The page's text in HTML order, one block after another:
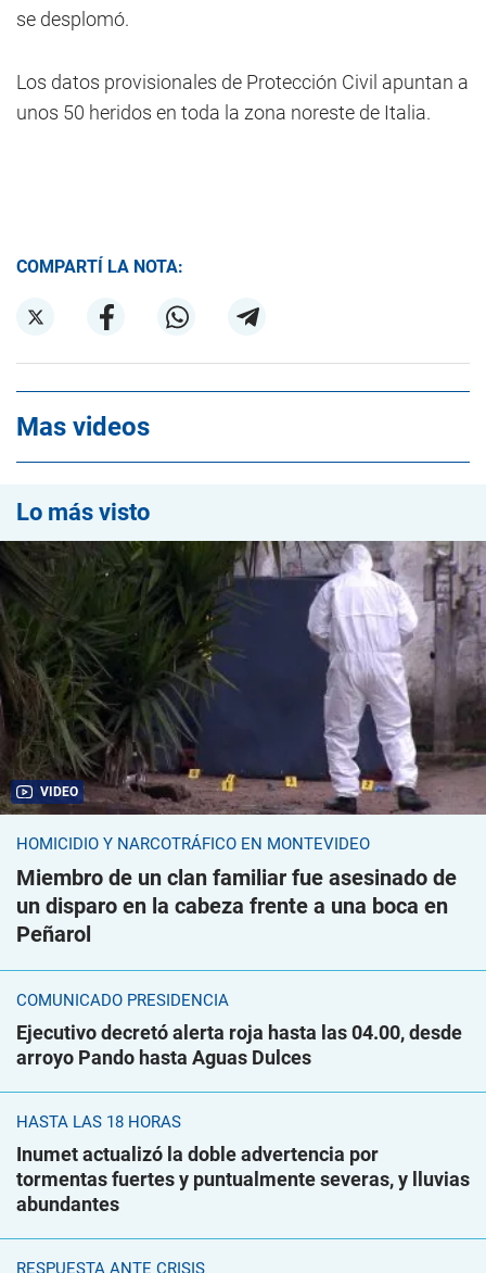
se desplomó.
Los datos provisionales de Protección Civil apuntan a
unos 50 heridos en toda la zona noreste de Italia.
COMPARTÍ LA NOTA:
Mas videos
Lo más visto
VIDEO
HOMICIDIO Y NARCOTRÁFICO EN MONTEVIDEO
Miembro de un clan familiar fue asesinado de
un disparo en la cabeza frente a una boca en
Peñarol
COMUNICADO PRESIDENCIA
Ejecutivo decretó alerta roja hasta las 04.00, desde
arroyo Pando hasta Aguas Dulces
HASTA LAS 18 HORAS
Inumet actualizó la doble advertencia por
tormentas fuertes y puntualmente severas, y lluvias
abundantes
RESPUESTA ANTE CRISIS